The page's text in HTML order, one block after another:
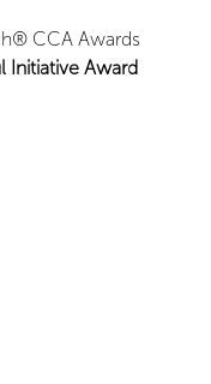
CCA Awards
Initiative Award